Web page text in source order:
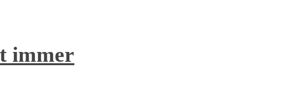
immer